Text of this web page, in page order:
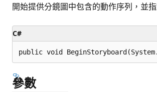
開始提供分鏡圖中包含的動作序列，並
C#
public void
參數